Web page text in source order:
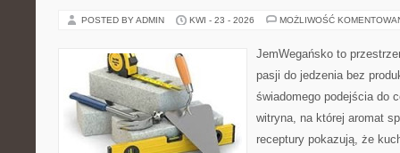
POSTED BY ADMIN KWI - 23 - 2026 MOŻLIWOŚĆ
JemWegańsko to
pasji do jedzenia bez
świadomego podejścia do
witryna, na której aromat
receptury pokazują, że